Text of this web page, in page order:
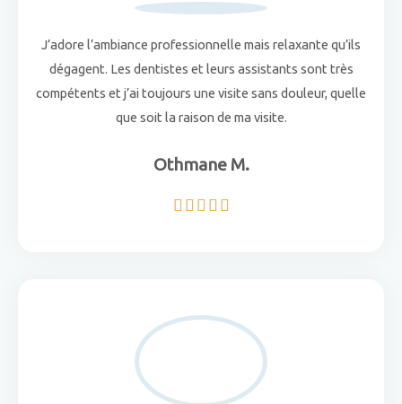
J’adore l’ambiance professionnelle mais relaxante qu’ils
dégagent. Les dentistes et leurs assistants sont très
compétents et j’ai toujours une visite sans douleur, quelle
que soit la raison de ma visite.
Othmane M.
    